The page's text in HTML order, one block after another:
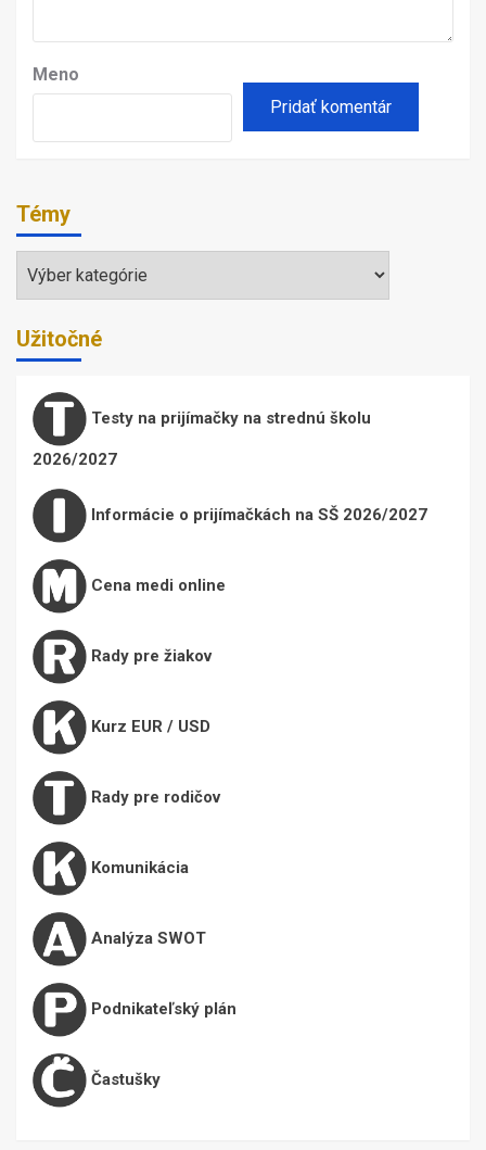
Meno
Témy
Témy
Užitočné
Testy na prijímačky na strednú školu
2026/2027
Informácie o prijímačkách na SŠ 2026/2027
Cena medi online
Rady pre žiakov
Kurz EUR / USD
Rady pre rodičov
Komunikácia
Analýza SWOT
Podnikateľský plán
Častušky